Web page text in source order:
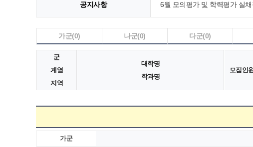
공지사항 6월 모의평가 및 학력평가 실
[김영일교육컨설팅] ‘2027 대
가군(0) 나군(0) 다군(0)
군
계열
지역
대학명
학과명
모집인
가군